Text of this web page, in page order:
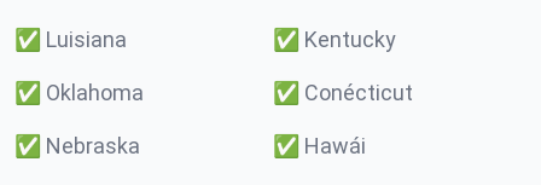
✅ Luisiana ✅ Kentucky
✅ Oklahoma ✅ Conécticut
✅ Nebraska ✅ Hawái